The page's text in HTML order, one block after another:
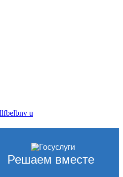
Решаем вместе